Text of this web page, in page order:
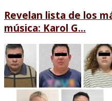
Revelan lista de los
música: Karol G...